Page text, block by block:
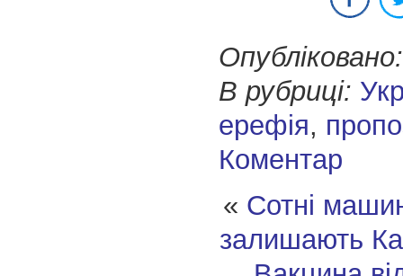
Опубліковано:
В рубриці:
ерефія,
Коментар
« Сотні
залишають